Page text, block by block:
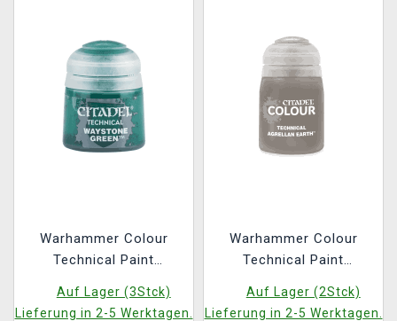
Warhammer Colour
Technical Paint
texturová barva, zelená
Auf Lager (3Stck)
Lieferung in 2-5 Werktagen.
Warhammer Colour
Technical Paint
Texturfarbe, Grau
Auf Lager (2Stck)
Lieferung in 2-5 Werktagen.